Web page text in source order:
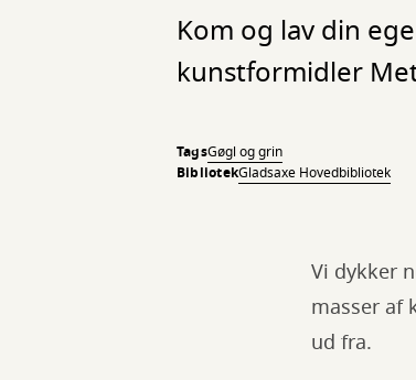
Kom og lav din
kunstformidler
TagsGøgl og grin
BibliotekGladsaxe Hovedbibliotek
Vi dykker
masser af
ud fra.